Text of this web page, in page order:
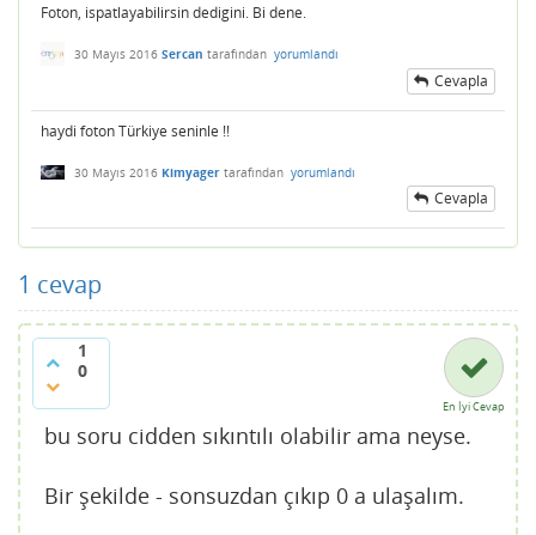
Foton, ispatlayabilirsin dedigini. Bi dene.
30 Mayıs 2016 Sercan tarafından yorumlandı
Cevapla
haydi foton Türkiye seninle !!
30 Mayıs 2016 Kimyager tarafından yorumlandı
Cevapla
1 cevap
1
0
En İyi Cevap
bu soru cidden sıkıntılı olabilir ama neyse.
Bir şekilde - sonsuzdan çıkıp 0 a ulaşalım.